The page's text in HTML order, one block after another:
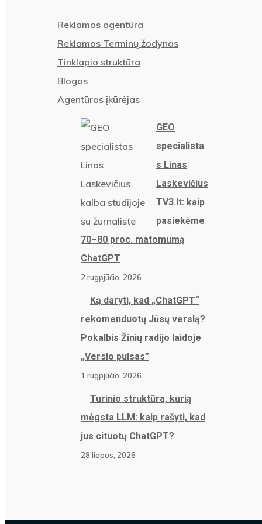
Reklamos agentūra
Reklamos Terminų žodynas
Tinklapio struktūra
Blogas
Agentūros įkūrėjas
GEO
specialista
s Linas
Laskevičius
TV3.lt: kaip
pasiekėme
70–80 proc. matomumą
ChatGPT
2 rugpjūčio, 2026
Ką daryti, kad „ChatGPT“
rekomenduotų Jūsų verslą?
Pokalbis Žinių radijo laidoje
„Verslo pulsas”
1 rugpjūčio, 2026
Turinio struktūra, kurią
mėgsta LLM: kaip rašyti, kad
jus cituotų ChatGPT?
28 liepos, 2026